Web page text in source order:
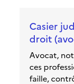
Casier
droit
Avocat,
ces
faille,